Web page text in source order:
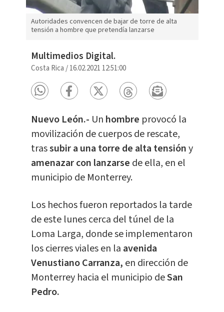
Autoridades convencen de bajar de torre de alta
tensión a hombre que pretendía lanzarse
Multimedios Digital.
Costa Rica /16.02.2021 12:51:00
Nuevo León.- Un hombre provocó la
movilización de cuerpos de rescate,
trassubir a una torre de alta tensióny
amenazar con lanzarse de ella, en el
municipio de Monterrey.
Los hechos fueron reportados la tarde
de este lunes cerca del túnel de la
Loma Larga, donde se implementaron
los cierres viales en la avenida
Venustiano Carranza, en dirección de
Monterrey hacia el municipio deSan
Pedro.